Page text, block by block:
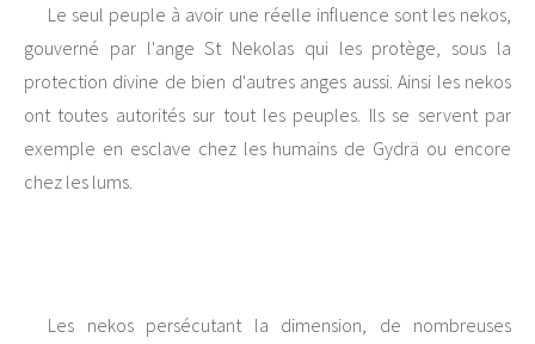
Le seul peuple à avoir une réelle influence sont les nekos,
gouverné par l'ange St Nekolas qui les protège, sous la
protection divine de bien d'autres anges aussi. Ainsi les nekos
ont toutes autorités sur tout les peuples. Ils se servent par
exemple en esclave chez les humains de Gydrä ou encore
chez les lums.
Les nekos persécutant la dimension, de nombreuses